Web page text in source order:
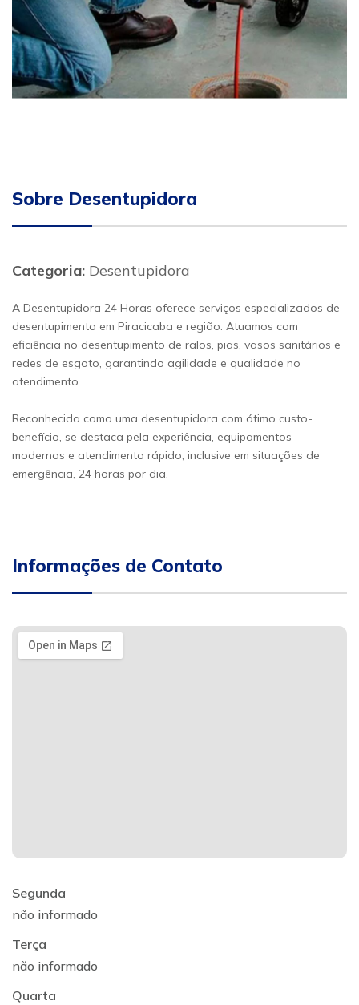
Sobre Desentupidora
Categoria: Desentupidora
A Desentupidora 24 Horas oferece serviços especializados de
desentupimento em Piracicaba e região. Atuamos com
eficiência no desentupimento de ralos, pias, vasos sanitários e
redes de esgoto, garantindo agilidade e qualidade no
atendimento.
Reconhecida como uma desentupidora com ótimo custo-
benefício, se destaca pela experiência, equipamentos
modernos e atendimento rápido, inclusive em situações de
emergência, 24 horas por dia.
Informações de Contato
Segunda
:
não informado
Terça
:
não informado
Quarta
: